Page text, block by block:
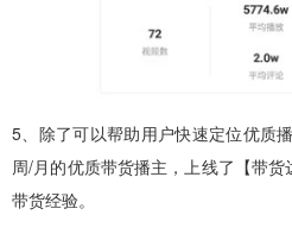
5、除了可以帮助用户快速定位优质
周/月的优质带货播主，上线了【带
带货经验。